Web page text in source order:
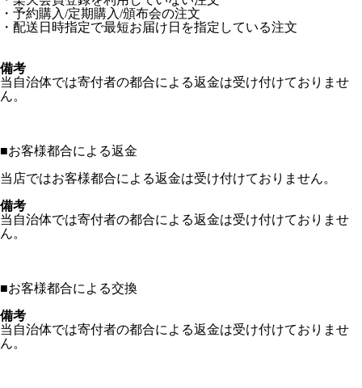
・予約購入/定期購入/頒布会の注文
・配送日時指定で最短お届け日を指定している注文
備考
当自治体では寄付者の都合による返金は受け付けておりませ
ん。
■お客様都合による返金
当店ではお客様都合による返金は受け付けておりません。
備考
当自治体では寄付者の都合による返金は受け付けておりませ
ん。
■お客様都合による交換
備考
当自治体では寄付者の都合による返金は受け付けておりませ
ん。